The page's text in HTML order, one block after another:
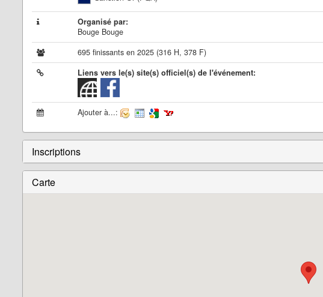
Organisé par:
Bouge Bouge
695 finissants en 2025 (316 H, 378 F)
Liens vers le(s) site(s) officiel(s) de l'événement:
Ajouter à...:
Inscriptions
Carte